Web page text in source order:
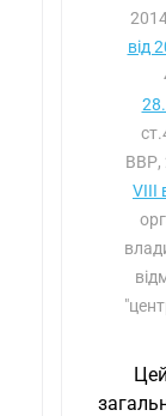
від
ВВР,
VIII